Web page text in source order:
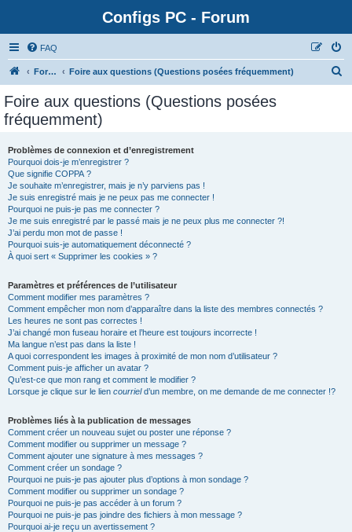
Configs PC - Forum
FAQ
Forum Foire aux questions (Questions posées fréquemment)
Foire aux questions (Questions posées
fréquemment)
Problèmes de connexion et d’enregistrement
Pourquoi dois-je m’enregistrer ?
Que signifie COPPA ?
Je souhaite m’enregistrer, mais je n’y parviens pas !
Je suis enregistré mais je ne peux pas me connecter !
Pourquoi ne puis-je pas me connecter ?
Je me suis enregistré par le passé mais je ne peux plus me connecter ?!
J’ai perdu mon mot de passe !
Pourquoi suis-je automatiquement déconnecté ?
À quoi sert « Supprimer les cookies » ?
Paramètres et préférences de l’utilisateur
Comment modifier mes paramètres ?
Comment empêcher mon nom d’apparaître dans la liste des membres connectés ?
Les heures ne sont pas correctes !
J’ai changé mon fuseau horaire et l’heure est toujours incorrecte !
Ma langue n’est pas dans la liste !
A quoi correspondent les images à proximité de mon nom d’utilisateur ?
Comment puis-je afficher un avatar ?
Qu’est-ce que mon rang et comment le modifier ?
Lorsque je clique sur le lien courrield’un membre, on me demande de me connecter !?
Problèmes liés à la publication de messages
Comment créer un nouveau sujet ou poster une réponse ?
Comment modifier ou supprimer un message ?
Comment ajouter une signature à mes messages ?
Comment créer un sondage ?
Pourquoi ne puis-je pas ajouter plus d’options à mon sondage ?
Comment modifier ou supprimer un sondage ?
Pourquoi ne puis-je pas accéder à un forum ?
Pourquoi ne puis-je pas joindre des fichiers à mon message ?
Pourquoi ai-je reçu un avertissement ?